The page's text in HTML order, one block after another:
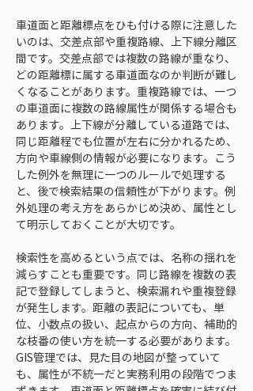
車道面と距離標点をひも付ける際に注意した
いのは、交差点部や重複路線、上下線分離区
間です。交差点部では複数の路線が重なり、
どの距離標に属する車道面なのか判断が難し
くなることがあります。重複路線では、一つ
の車道面に複数の路線属性が関係する場合も
あります。上下線が分離している道路では、
同じ距離程でも位置が左右に分かれるため、
方向や車線側の情報が必要になります。こう
した例外を無理に一つのルールで処理する
と、後で検索結果の信頼性が下がります。例
外処理の考え方をあらかじめ決め、属性とし
て明示しておくことが大切です。
検索性を高めるという点では、名称の揺れを
減らすことも重要です。同じ路線を複数の表
記で登録してしまうと、検索漏れや重複登録
が発生します。距離の表記についても、単
位、小数点の扱い、起点からの方向、補助的
な枝番の使い方を統一する必要があります。
GIS管理では、見た目の地図が整っていて
も、属性が不統一だと実務利用の段階でつま